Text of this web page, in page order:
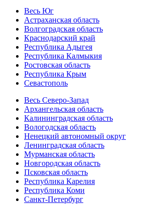
Весь Юг
Астраханская область
Волгоградская область
Краснодарский край
Республика Адыгея
Республика Калмыкия
Ростовская область
Республика Крым
Севастополь
Весь Северо-Запад
Архангельская область
Калининградская область
Вологодская область
Ненецкий автономный округ
Ленинградская область
Мурманская область
Новгородская область
Псковская область
Республика Карелия
Республика Коми
Санкт-Петербург